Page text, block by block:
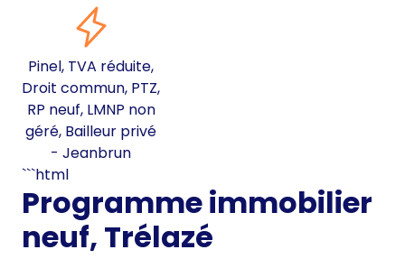
Pinel, TVA réduite,
Droit commun, PTZ,
RP neuf, LMNP non
géré, Bailleur privé
- Jeanbrun
```html
Programme immobilier
neuf, Trélazé